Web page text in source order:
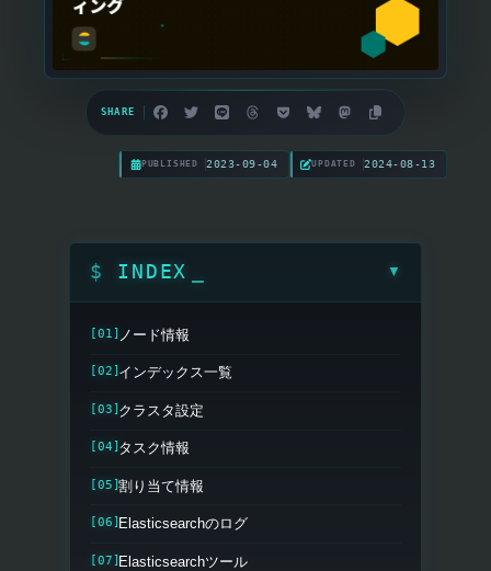
SHARE
PUBLISHED 2023-09-04 UPDATED 2024-08-13
INDEX ▼
ノード情報
インデックス一覧
クラスタ設定
タスク情報
割り当て情報
Elasticsearchのログ
Elasticsearchツール